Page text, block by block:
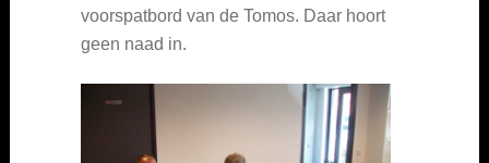
voorspatbord van de Tomos. Daar hoort
geen naad in.